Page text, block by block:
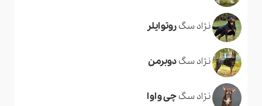
نژاد سگروتوایلر
نژاد سگدوبرمن
نژاد سگچی واوا